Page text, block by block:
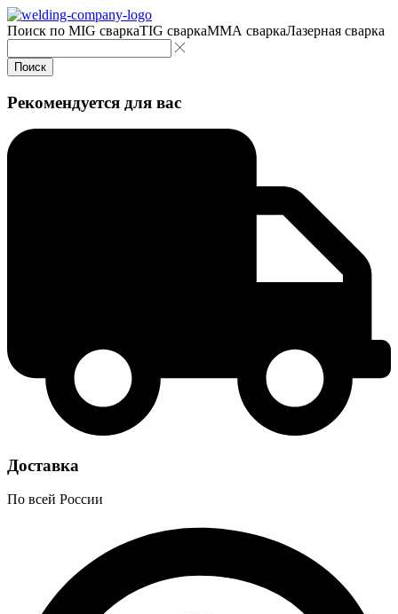
Поиск по MIG сваркаTIG сваркаMMA сваркаЛазерная сварка
Поиск
Рекомендуется для вас
Доставка
По всей России